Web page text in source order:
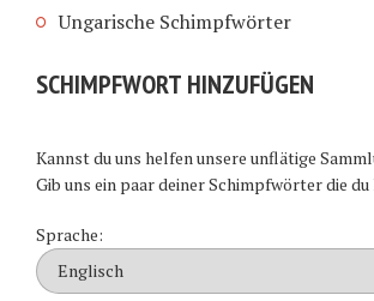
Ungarische Schimpfwörter
SCHIMPFWORT HINZUFÜGEN
Kannst du uns helfen unsere unflätige
Gib uns ein paar deiner Schimpfwörter die du
Sprache: